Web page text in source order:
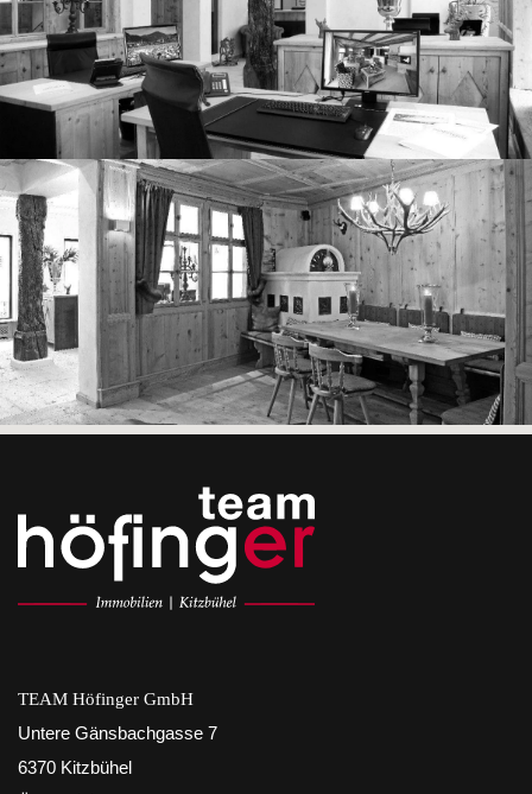
TEAM Höfinger GmbH
Untere Gänsbachgasse 7
6370 Kitzbühel